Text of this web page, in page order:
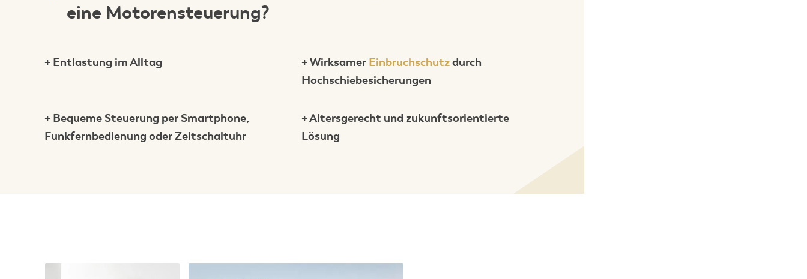
eine Motorensteuerung?
+ Entlastung im Alltag + Wirksamer Einbruchschutzdurch
Hochschiebesicherungen
+ Bequeme Steuerung per Smartphone,
Funkfernbedienung oder Zeitschaltuhr
+ Altersgerecht und zukunftsorientierte
Lösung